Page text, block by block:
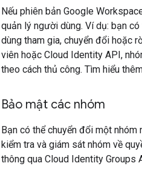
Nếu phiên bản Google
quản lý người dùng. Ví dụ: bạn
dùng tham gia, chuyển đổi hoặc
viên hoặc Cloud Identity API,
theo cách thủ công. Tìm hiểu
Bảo mật các nhóm
Bạn có thể chuyển đổi một
kiểm tra và giám sát nhóm về
thông qua Cloud Identity Groups